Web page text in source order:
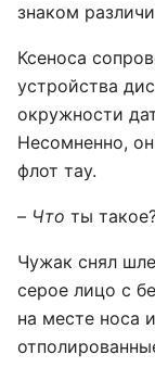
знаком
Ксеноса
устройства
окружности
Несомненно,
флот тау.
– Что ты
Чужак снял
серое лицо с
на месте носа